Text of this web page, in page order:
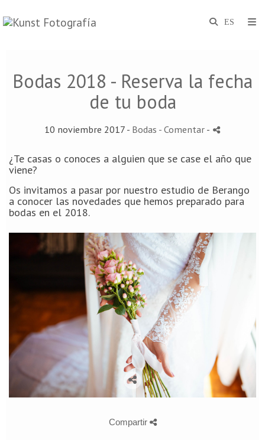
Bodas 2018 - Reserva la fecha
de tu boda
10 noviembre 2017 - Bodas - Comentar -
¿Te casas o conoces a alguien que se case el año que
viene?
Os invitamos a pasar por nuestro estudio de Berango
a conocer las novedades que hemos preparado para
bodas en el 2018.
Compartir